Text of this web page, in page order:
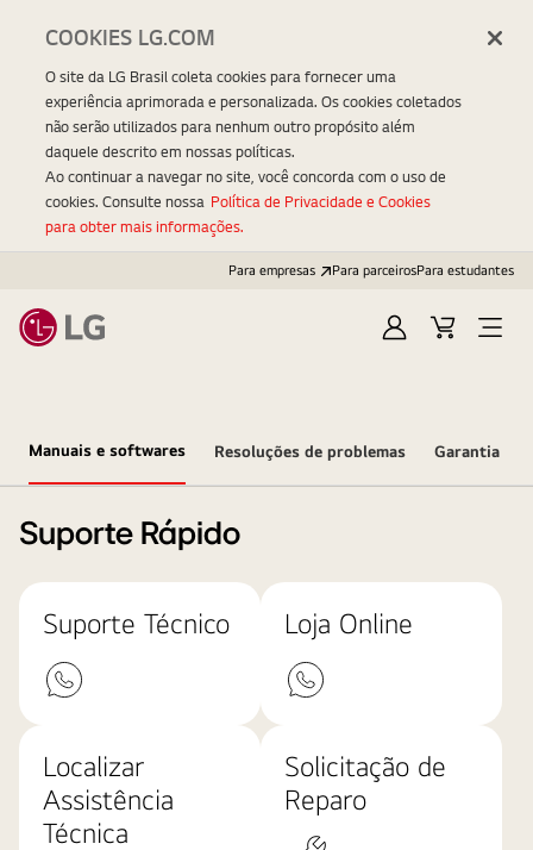
Para empresas Para parceirosPara estudantes
EntrarCarrinhoOpen
Manuais e softwares Resoluções de problemas Garantia
Suporte Rápido
Suporte Técnico Loja Online
Localizar
Assistência
Técnica
Solicitação de
Reparo
COOKIES LG.COM
O site da LG Brasil coleta cookies para fornecer uma
experiência aprimorada e personalizada. Os cookies coletados
não serão utilizados para nenhum outro propósito além
daquele descrito em nossas políticas.
Ao continuar a navegar no site, você concorda com o uso de
cookies. Consulte nossa Política de Privacidade e Cookies
para obter mais informações.